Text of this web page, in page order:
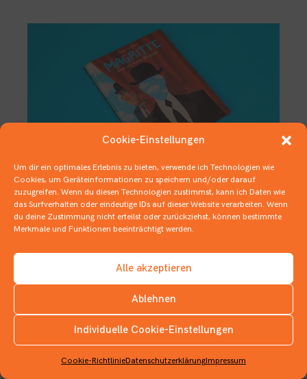
Cookie-Einstellungen
Um dir ein optimales Erlebnis zu bieten, verwende ich Technologien wie
Cookies, um Geräteinformationen zu speichern und/oder darauf
zuzugreifen. Wenn du diesen Technologien zustimmst, kann ich Daten wie
das Surfverhalten oder eindeutige IDs auf dieser Website verarbeiten. Wenn
du deine Zustimmung nicht erteilst oder zurückziehst, können bestimmte
Merkmale und Funktionen beeinträchtigt werden.
Alle akzeptieren
Ablehnen
Individuelle Cookie-Einstellungen
Cookie-RichtlinieDatenschutzerklärungImpressum
INSTAGRAM
Dies istkeine Leseempfehlung!
21. NOVEMBER 2019 COMICS